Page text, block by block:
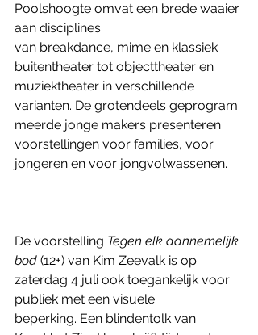
Poolshoogte omvat een brede waaier
aan disciplines:
van breakdance, mime en klassiek
buitentheater tot objecttheater en
muziektheater in verschillende
varianten. De grotendeels geprogram
meerde jonge makers presenteren
voorstellingen voor families, voor
jongeren en voor jongvolwassenen.
De voorstelling Tegen elk aannemelijk
bod (12+) van Kim Zeevalk is op
zaterdag 4 juli ook toegankelijk voor
publiek met een visuele
beperking. Een blindentolk van